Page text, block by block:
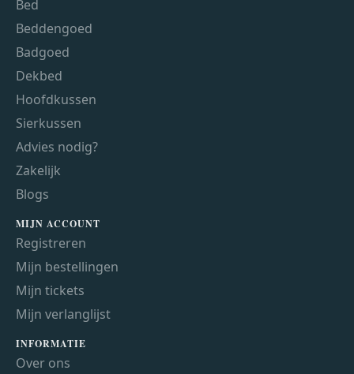
Bed
Beddengoed
Badgoed
Dekbed
Hoofdkussen
Sierkussen
Advies nodig?
Zakelijk
Blogs
MIJN ACCOUNT
Registreren
Mijn bestellingen
Mijn tickets
Mijn verlanglijst
INFORMATIE
Over ons